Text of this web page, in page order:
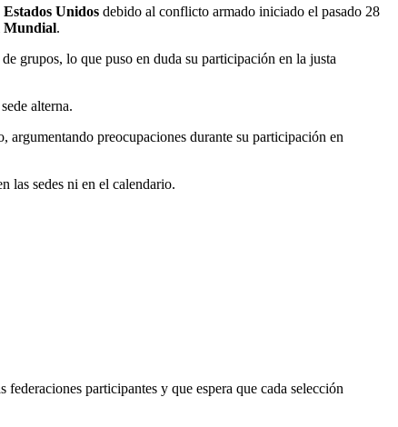
Estados Unidos debido al conflicto armado iniciado el pasado 28
Mundial.
grupos, lo que puso en duda su participación en la justa
alterna.
argumentando preocupaciones durante su participación en
las sedes ni en el calendario.
participantes y que espera que cada selección